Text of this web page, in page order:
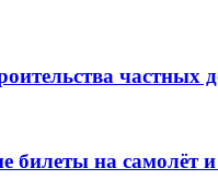
частных
билеты на самолёт